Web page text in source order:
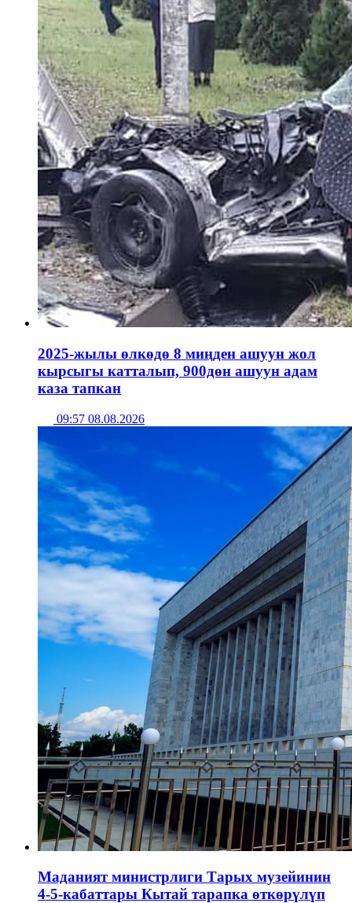
2025-жылы өлкөдө 8 миңден ашуун жол
кырсыгы катталып, 900дөн ашуун адам
каза тапкан
09:57 08.08.2026
Маданият министрлиги Тарых музейинин
4-5-кабаттары Кытай тарапка өткөрүлүп